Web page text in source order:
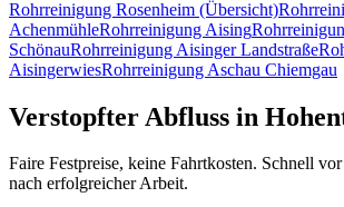
Rohrreinigung Rosenheim (Übersicht)
AchenmühleRohrreinigung Aising
SchönauRohrreinigung Aisinger Landstraße
AisingerwiesRohrreinigung Aschau Chiemgau
Verstopfter Abfluss in
Faire Festpreise, keine Fahrtkosten. Schnell
nach erfolgreicher Arbeit.